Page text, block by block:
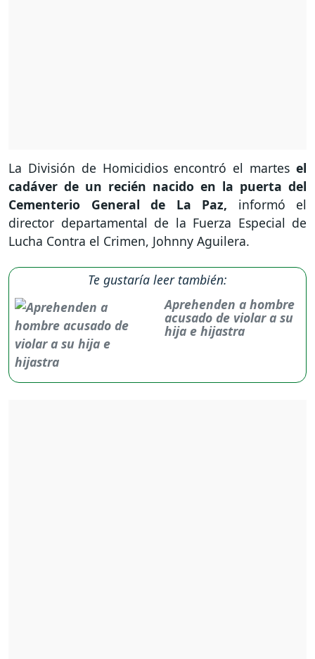
La División de Homicidios encontró el martes el
cadáver de un recién nacido en la puerta del
Cementerio General de La Paz, informó el
director departamental de la Fuerza Especial de
Lucha Contra el Crimen, Johnny Aguilera.
Te gustaría leer también:
Aprehenden a hombre
acusado de violar a su
hija e hijastra